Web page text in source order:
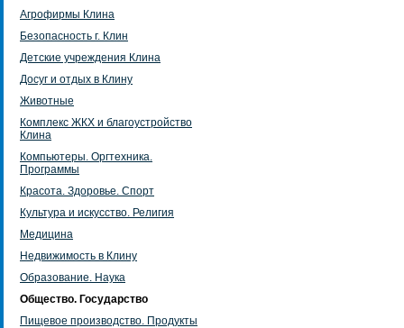
Агрофирмы Клина
Безопасность г. Клин
Детские учреждения Клина
Досуг и отдых в Клину
Животные
Комплекс ЖКХ и благоустройство
Клина
Компьютеры. Оргтехника.
Программы
Красота. Здоровье. Спорт
Культура и искусство. Религия
Медицина
Недвижимость в Клину
Образование. Наука
Общество. Государство
Пищевое производство. Продукты